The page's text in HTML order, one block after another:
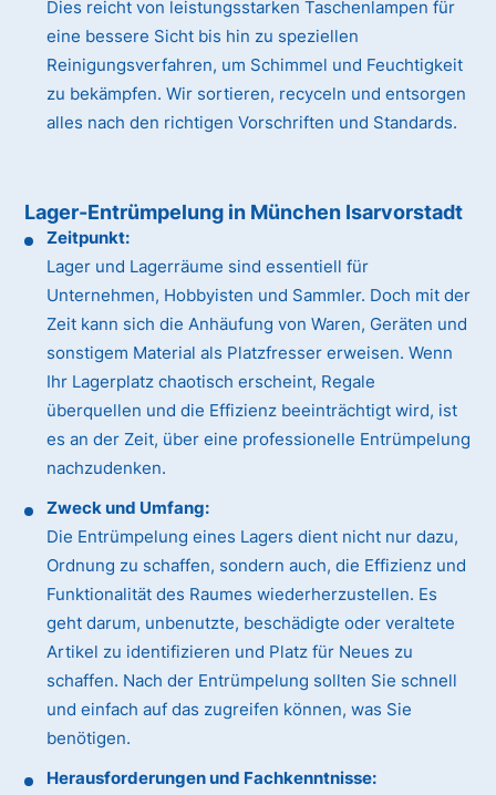
Dies reicht von leistungsstarken Taschenlampen für
eine bessere Sicht bis hin zu speziellen
Reinigungsverfahren, um Schimmel und Feuchtigkeit
zu bekämpfen. Wir sortieren, recyceln und entsorgen
alles nach den richtigen Vorschriften und Standards.
Lager-Entrümpelung in München Isarvorstadt
Zeitpunkt:
Lager und Lagerräume sind essentiell für
Unternehmen, Hobbyisten und Sammler. Doch mit der
Zeit kann sich die Anhäufung von Waren, Geräten und
sonstigem Material als Platzfresser erweisen. Wenn
Ihr Lagerplatz chaotisch erscheint, Regale
überquellen und die Effizienz beeinträchtigt wird, ist
es an der Zeit, über eine professionelle Entrümpelung
nachzudenken.
Zweck und Umfang:
Die Entrümpelung eines Lagers dient nicht nur dazu,
Ordnung zu schaffen, sondern auch, die Effizienz und
Funktionalität des Raumes wiederherzustellen. Es
geht darum, unbenutzte, beschädigte oder veraltete
Artikel zu identifizieren und Platz für Neues zu
schaffen. Nach der Entrümpelung sollten Sie schnell
und einfach auf das zugreifen können, was Sie
benötigen.
Herausforderungen und Fachkenntnisse: